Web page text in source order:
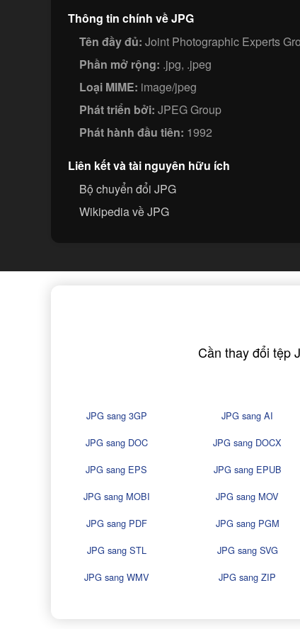
Thông tin chính về JPG
Tên đầy đủ: Joint Photographic Experts
Phần mở rộng: .jpg, .jpeg
Loại MIME: image/jpeg
Phát triển bởi: JPEG Group
Phát hành đầu tiên: 1992
Liên kết và tài nguyên hữu ích
Bộ chuyển đổi JPG
Wikipedia về JPG
Cần thay đổi tệp
JPG sang 3GP JPG sang AI
JPG sang DOC
JPG sang DOCX
JPG sang EPS
JPG sang EPUB
JPG sang MOBI
JPG sang MOV
JPG sang PDF
JPG sang PGM
JPG sang STL
JPG sang SVG
JPG sang WMV
JPG sang ZIP